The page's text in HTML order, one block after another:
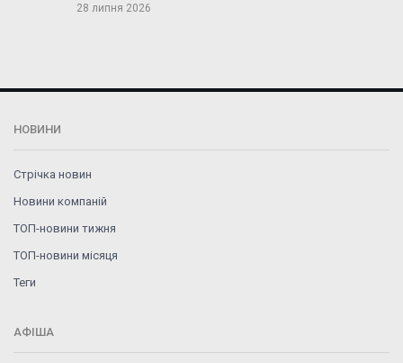
28 липня 2026
НОВИНИ
Стрічка новин
Новини компаній
ТОП-новини тижня
ТОП-новини місяця
Теги
АФІША